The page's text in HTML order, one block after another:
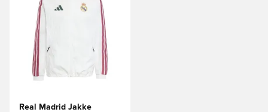
Real Madrid Jakke